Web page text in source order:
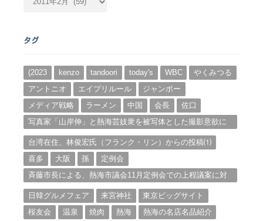
カ
ブ
タグ
(2023 kenzo tandoori today's WBC
やくみつる
アントニオ
エイプリルール
ジャンボー
メディア戦略
ラーメン 中国 会長
佐口
写真家「山岸伸」と熱海芸妓衆を被写体とした撮影意欲に
台湾在住、林俊宏氏（フランク・リン）からの投稿⑴
喜多
大阪 孫
定例会
斉藤市長による、熱海市議会11月定例会での上程議案に対
日韓グルメフェア
来宮神社
東京ビッグサイト
桜友会
温泉 焼肉 熱海 熱海の名店名品紹介